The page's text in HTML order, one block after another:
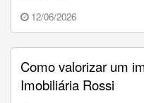
12/06/2026
Como valorizar um
Imobiliária Rossi